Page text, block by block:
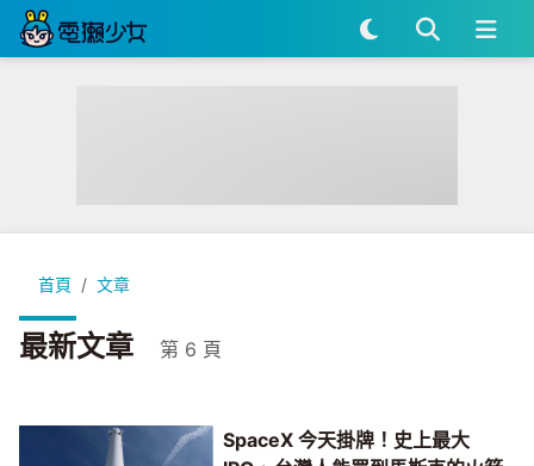
首頁 文章
最新文章 第 6 頁
SpaceX 今天掛牌！史上最大